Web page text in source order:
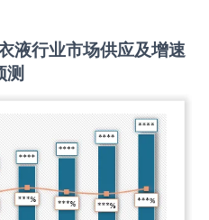
液行业市场供应及增速
测